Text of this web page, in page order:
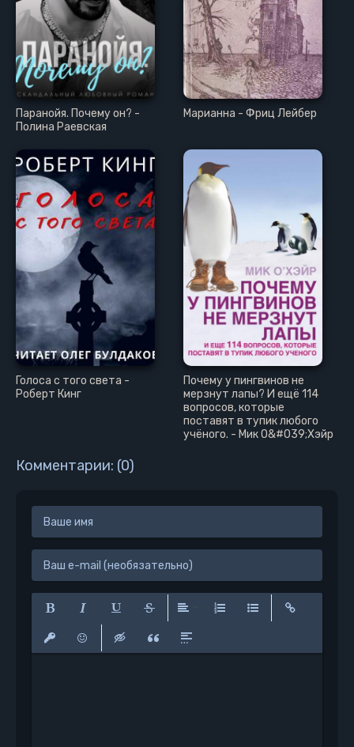
Паранойя. Почему он? -
Полина Раевская
Марианна - Фриц Лейбер
Голоса с того света -
Роберт Кинг
Почему у пингвинов не
мерзнут лапы? И ещё 114
вопросов, которые
поставят в тупик любого
учёного. - Мик О&#039;Хэйр
Комментарии: (0)
Полужирный
Курсив Подчеркнутый